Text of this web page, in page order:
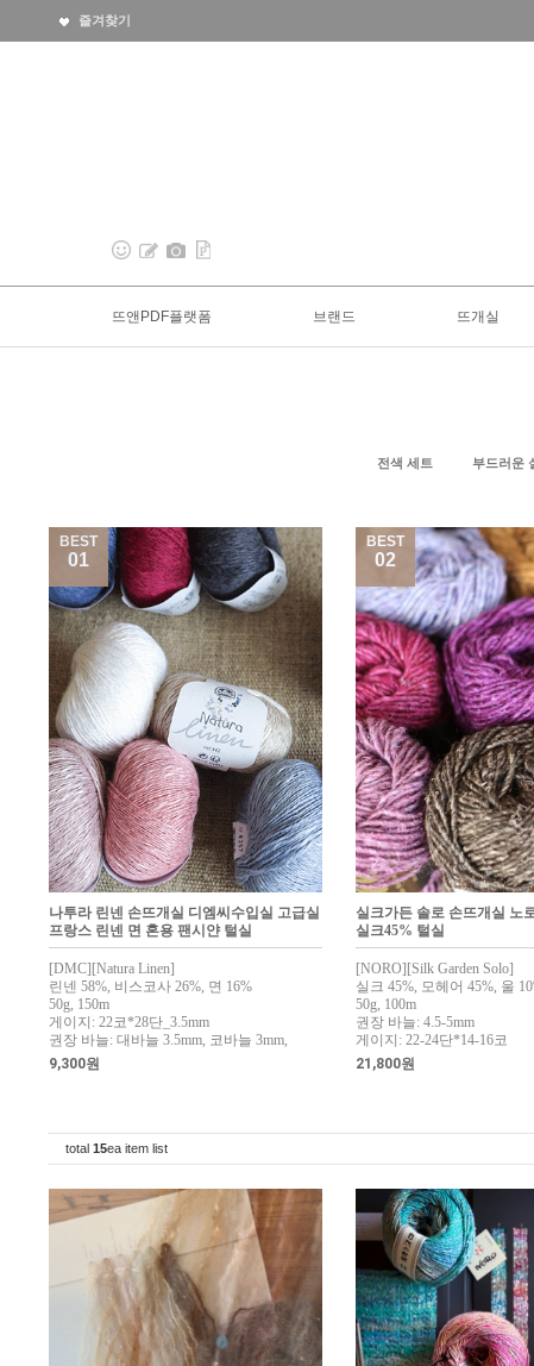
즐겨찾기
뜨앤PDF플랫폼 브랜드 뜨개실
전색 세트 부드러운
BEST
01
나투라 린넨 손뜨개실 디엠씨수입실 고급실
프랑스 린넨 면 혼용 팬시얀 털실
[DMC][Natura Linen]
린넨 58%, 비스코사 26%, 면 16%
50g, 150m
게이지: 22코*28단_3.5mm
권장 바늘: 대바늘 3.5mm, 코바늘 3mm,
9,300원
BEST
02
실크가든 솔로 손뜨개실 노
실크45% 털실
[NORO][Silk Garden Solo]
실크 45%, 모헤어 45%, 울
50g, 100m
권장 바늘: 4.5-5mm
게이지: 22-24단*14-16코
21,800원
total 15ea item list